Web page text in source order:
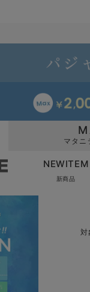
マタニ
NEWITEM
新商品
対